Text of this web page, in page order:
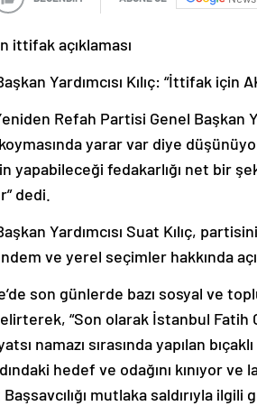
ittifak açıklaması
Yardımcısı Kılıç: “İttifak için
Refah Partisi Genel Başkan
yarar var diye
yapabileceği fedakarlığı net bir
dedi.
Yardımcısı Suat Kılıç,
ve yerel seçimler hakkında
son günlerde bazı sosyal ve
belirterek, “Son olarak İstanbul
namazı sırasında yapılan
hedef ve odağını kınıyor
mutlaka saldırıyla